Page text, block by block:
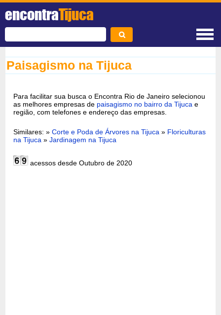
encontraTijuca
Paisagismo na Tijuca
Para facilitar sua busca o Encontra Rio de Janeiro selecionou
as melhores empresas de paisagismo no bairro da Tijuca e
região, com telefones e endereço das empresas.
Similares: »Corte e Poda de Árvores na Tijuca » Floriculturas
na Tijuca »Jardinagem na Tijuca
acessos desde Outubro de 2020